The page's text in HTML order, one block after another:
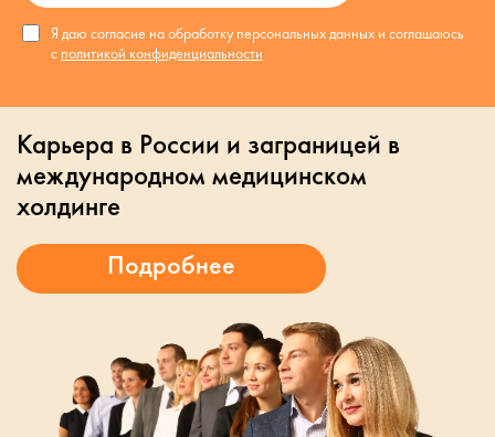
Я даю согласие на обработку персональных данных и соглашаюсь
с политикой конфиденциальности
Карьера в России и заграницей в
международном медицинском
холдинге